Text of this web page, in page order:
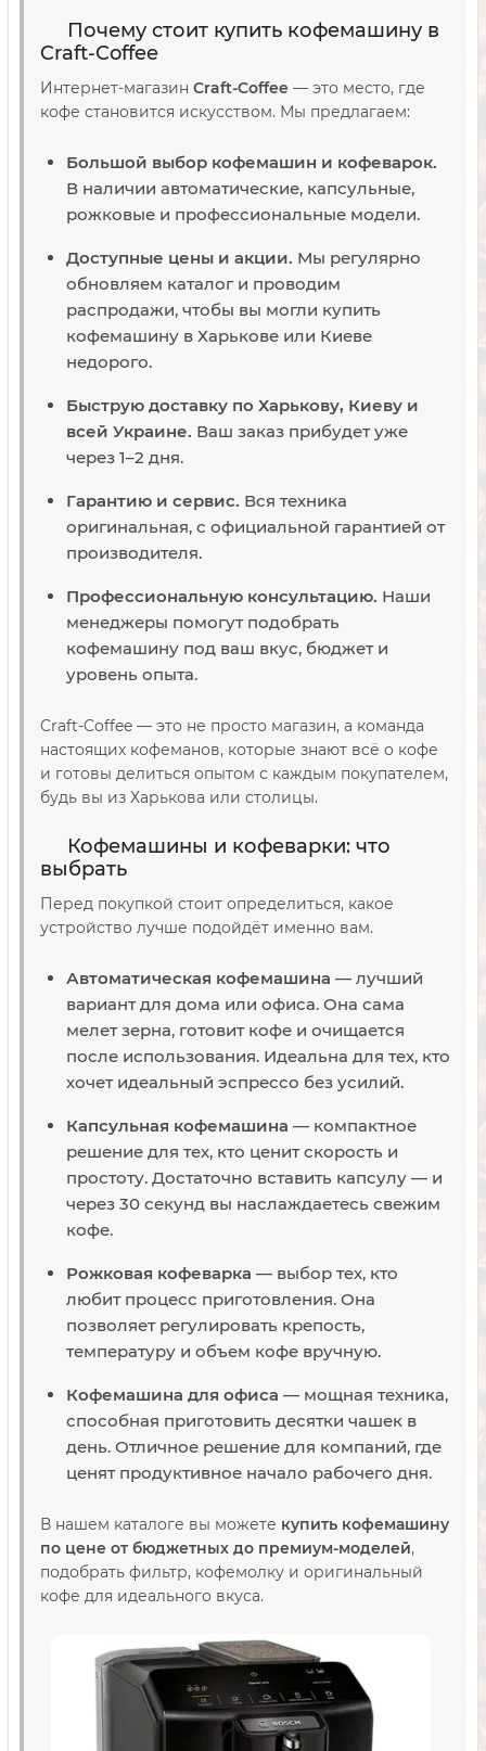
Почему стоит купить кофемашину в
Craft-Coffee
Интернет-магазин Craft-Coffee — это место, где
кофе становится искусством. Мы предлагаем:
Большой выбор кофемашин и кофеварок.
В наличии автоматические, капсульные,
рожковые и профессиональные модели.
Доступные цены и акции. Мы регулярно
обновляем каталог и проводим
распродажи, чтобы вы могли купить
кофемашину в Харькове или Киеве
недорого.
Быструю доставку по Харькову, Киеву и
всей Украине. Ваш заказ прибудет уже
через 1–2 дня.
Гарантию и сервис. Вся техника
оригинальная, с официальной гарантией от
производителя.
Профессиональную консультацию. Наши
менеджеры помогут подобрать
кофемашину под ваш вкус, бюджет и
уровень опыта.
Craft-Coffee — это не просто магазин, а команда
настоящих кофеманов, которые знают всё о кофе
и готовы делиться опытом с каждым покупателем,
будь вы из Харькова или столицы.
Кофемашины и кофеварки: что
выбрать
Перед покупкой стоит определиться, какое
устройство лучше подойдёт именно вам.
Автоматическая кофемашина — лучший
вариант для дома или офиса. Она сама
мелет зерна, готовит кофе и очищается
после использования. Идеальна для тех, кто
хочет идеальный эспрессо без усилий.
Капсульная кофемашина — компактное
решение для тех, кто ценит скорость и
простоту. Достаточно вставить капсулу — и
через 30 секунд вы наслаждаетесь свежим
кофе.
Рожковая кофеварка — выбор тех, кто
любит процесс приготовления. Она
позволяет регулировать крепость,
температуру и объем кофе вручную.
Кофемашина для офиса — мощная техника,
способная приготовить десятки чашек в
день. Отличное решение для компаний, где
ценят продуктивное начало рабочего дня.
В нашем каталоге вы можете купить кофемашину
по цене от бюджетных до премиум-моделей,
подобрать фильтр, кофемолку и оригинальный
кофе для идеального вкуса.